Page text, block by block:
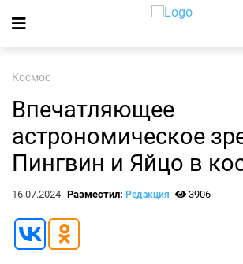
Космос
Впечатляющее
астрономическое
Пингвин и Яйцо в
16.07.2024 Разместил: Редакция 3906